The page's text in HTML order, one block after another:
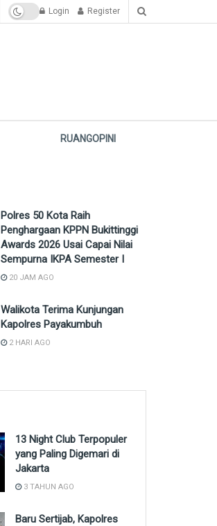
Login Register
RUANGOPINI
Polres 50 Kota Raih
Penghargaan KPPN Bukittinggi
Awards 2026 Usai Capai Nilai
Sempurna IKPA Semester I
20 JAM AGO
Walikota Terima Kunjungan
Kapolres Payakumbuh
2 HARI AGO
13 Night Club Terpopuler
yang Paling Digemari di
Jakarta
3 TAHUN AGO
Baru Sertijab, Kapolres